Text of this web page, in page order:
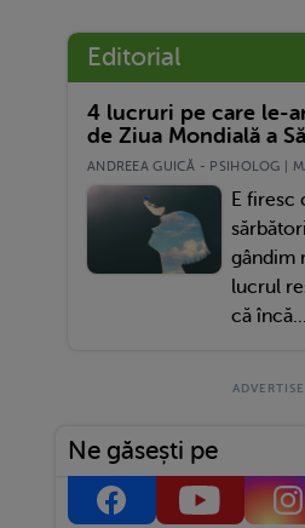
Din Sebeș Care Va Studia Peste Ocean
Editorial
4 lucruri pe care le-
de Ziua Mondială a
ANDREEA GUICĂ - PSIHOLOG |
E firesc
gândim
lucrul
că încă...
Ne găsești pe